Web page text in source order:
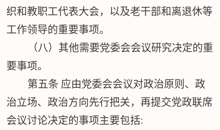
织和教职工代表大会，以及老干部和离退休等
工作领导的重要事项。
（八）其他需要党委会会议研究决定的重
要事项。
第五条 应由党委会会议对政治原则、政
治立场、政治方向先行把关，再提交党政联席
会议讨论决定的事项主要包括: